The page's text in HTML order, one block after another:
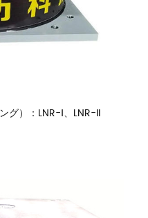
グ）：LNR-Ⅰ、LNR-Ⅱ